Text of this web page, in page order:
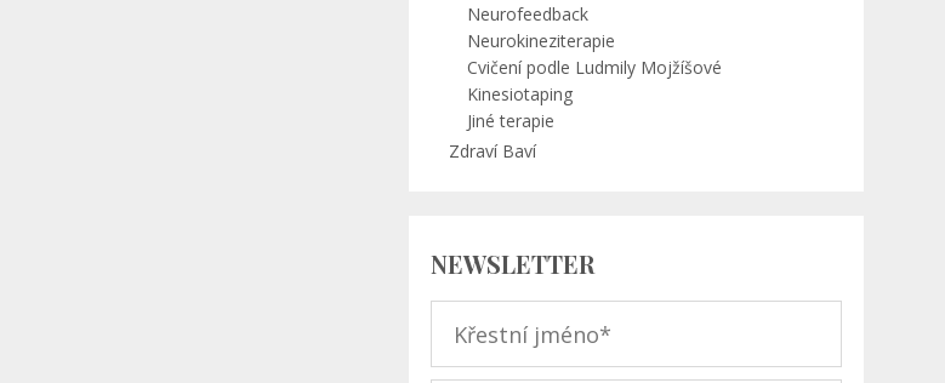
Neurofeedback
Neurokineziterapie
Cvičení podle Ludmily Mojžíšové
Kinesiotaping
Jiné terapie
Zdraví Baví
NEWSLETTER